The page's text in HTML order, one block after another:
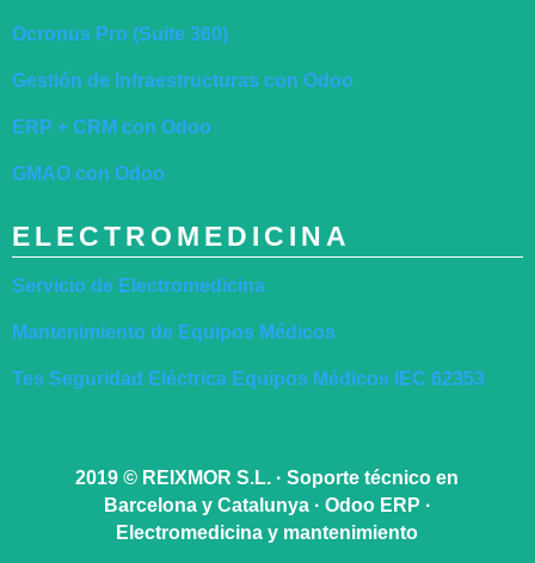
Ocronus Pro (Suite 360)
Gestión de Infraestructuras con Odoo
ERP + CRM con Odoo
GMAO con Odoo
ELECTROMEDICINA
Servicio de Electromedicina
Mantenimiento de Equipos Médicos
Tes Seguridad Eléctrica Equipos Médicos IEC 62353
2019© REIXMOR S.L. · Soporte técnico en
Barcelona y Catalunya · Odoo ERP ·
Electromedicina y mantenimiento